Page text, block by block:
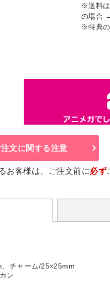
※送料
の場合
※特典の
文に関する注意
お客様は、ご注文前に必ず
チャーム/25×25mm
ン